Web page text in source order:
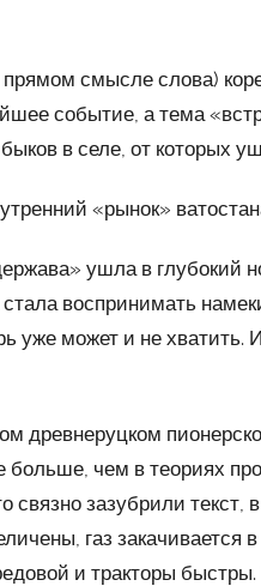
прямом смысле слова)
событие, а тема
в селе, от которых
«рынок»
ушла в глубокий
воспринимать
уже может и не
древнеруцком
чем в теориях
связно зазубрили
газ
и тракторы